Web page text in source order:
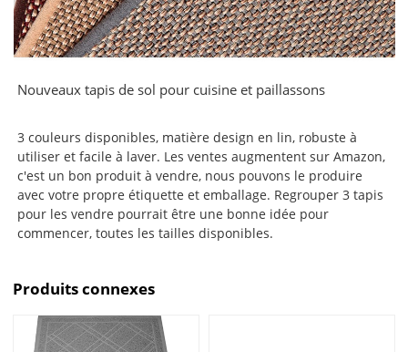
Nouveaux tapis de sol pour cuisine et paillassons
3 couleurs disponibles, matière design en lin, robuste à
utiliser et facile à laver. Les ventes augmentent sur Amazon,
c'est un bon produit à vendre, nous pouvons le produire
avec votre propre étiquette et emballage. Regrouper 3 tapis
pour les vendre pourrait être une bonne idée pour
commencer, toutes les tailles disponibles.
Produits connexes